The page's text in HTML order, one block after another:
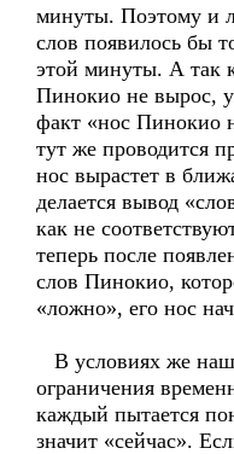
минуты. Поэтому и
слов появилось бы
этой минуты. А так
Пинокио не вырос,
факт «нос Пинокио
тут же проводится
нос вырастет в
делается вывод
как не
теперь после
слов Пинокио,
«ложно», его нос
В условиях же
ограничения
каждый пытается
значит «сейчас».